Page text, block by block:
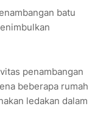
batu
penambangan
beberapa rumah
ledakan dalam